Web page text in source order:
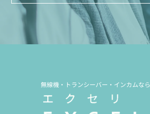
無線機・トランシーバー・インカムなら